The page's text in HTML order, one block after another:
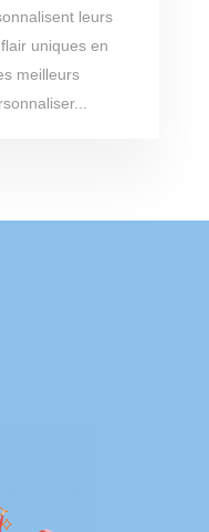
leurs
uniques en
meilleurs